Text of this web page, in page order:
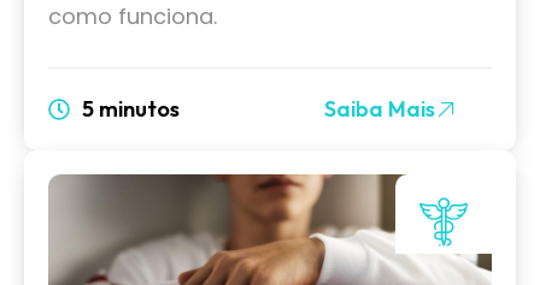
como funciona.
5 minutos Saiba Mais